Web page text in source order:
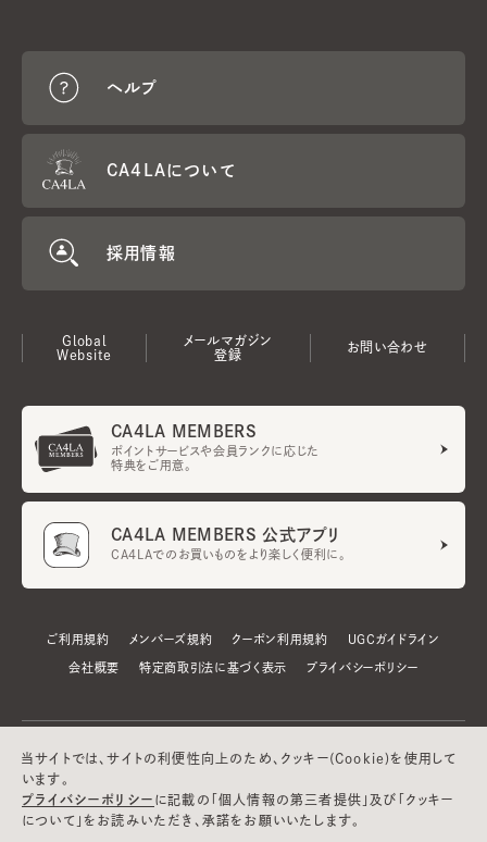
ヘルプ
CA4LAについて
採用情報
Global
Website
メールマガジン
登録
お問い合わせ
CA4LA MEMBERS
ポイントサービスや会員ランクに応じた
特典をご用意。
CA4LA MEMBERS 公式アプリ
CA4LAでのお買いものをより楽しく便利に。
ご利用規約 メンバーズ規約 クーポン利用規約 UGCガイドライン
会社概要 特定商取引法に基づく表示 プライバシーポリシー
当サイトでは、サイトの利便性向上のため、クッキー(Cookie)を使用して
います。
プライバシーポリシー に記載の「個人情報の第三者提供」及び「クッキー
について」をお読みいただき、承諾をお願いいたします。